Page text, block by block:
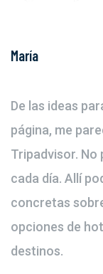
María
De las ideas
página, me
Tripadvisor. No
cada día. Allí
concretas
opciones de
destinos.